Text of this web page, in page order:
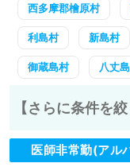
西多摩郡檜原村
利島村 新島村
御蔵島村 八丈
【さらに条件を絞
医師非常勤(アル